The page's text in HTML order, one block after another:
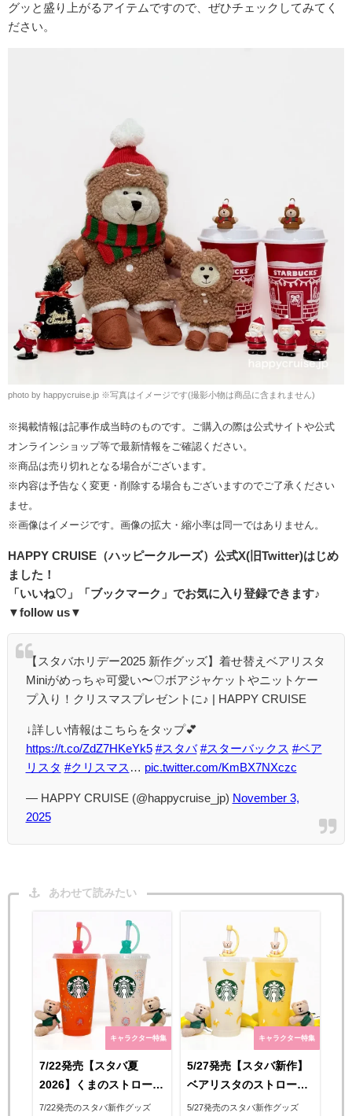
グッと盛り上がるアイテムですので、ぜひチェックしてみてく
ださい。
photo by happycruise.jp ※写真はイメージです(撮影小物は商品に含まれません)
※掲載情報は記事作成当時のものです。ご購入の際は公式サイトや公式
オンラインショップ等で最新情報をご確認ください。
※商品は売り切れとなる場合がございます。
※内容は予告なく変更・削除する場合もございますのでご了承ください
ませ。
※画像はイメージです。画像の拡大・縮小率は同一ではありません。
HAPPY CRUISE（ハッピークルーズ） 公式X( 旧Twitter)はじめ
ました！
「いいね♡」「ブックマーク」でお気に入り登録できます♪
▼follow us▼
【スタバホリデー2025 新作グッズ】着せ替えベアリスタ
Miniがめっちゃ可愛い〜♡ボアジャケットやニットケー
プ入り！クリスマスプレゼントに♪ | HAPPY CRUISE
↓詳しい情報はこちらをタップ💕
https://t.co/ZdZ7HKeYk5 #スタバ #スターバックス #ベア
リスタ #クリスマス pic.twitter.com/KmBX7NXczc
— HAPPY CRUISE (@happycruise_jp) November 3,
2025
あわせて読みたい
キャラクター特集
7/22発売【スタバ夏
2026】くまのストローキ
ャップ付き！色が変わる
7/22発売のスタバ新作グッズ
キャラクター特集
5/27発売【スタバ新作】
ベアリスタのストローキ
ャップ付き♡色が変わる
5/27発売のスタバ新作グッズ